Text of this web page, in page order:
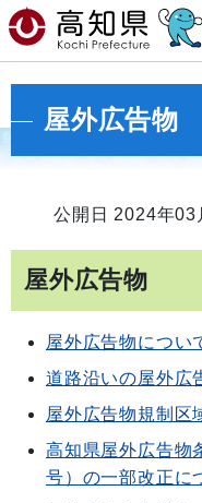
屋外広告物
公開日 2024年03
屋外広告物
屋外広告物につい
道路沿いの屋外広
屋外広告物規制区
高知県屋外広告物
号）の一部改正に